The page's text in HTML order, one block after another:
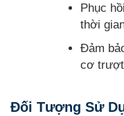
Phục
thời
Đảm
cơ
Đối Tượng Sử